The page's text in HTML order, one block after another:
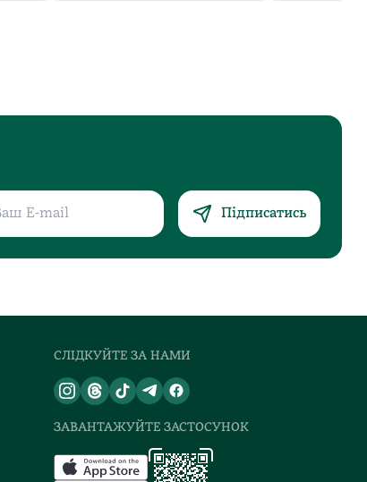
Підписатись
СЛІДКУЙТЕ ЗА НАМИ
ЗАВАНТАЖУЙТЕ ЗАСТОСУНОК